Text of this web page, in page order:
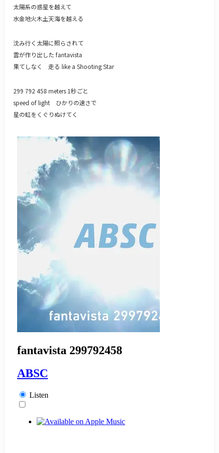
太陽系の惑星を越えて
水金地火木土天海を越える
沈み行く太陽に照らされて
雲が作り出した fantavista
果てしなく 走る like a Shooting Star
299 792 458 meters 1秒ごと
speed of light ひかりの速さで
星の虹をくぐりぬけてく